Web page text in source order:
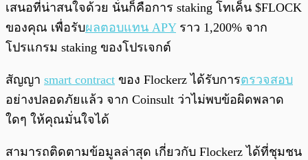
เสนอที่น่าสนใจด้วย นั่นก็คือการ staking โทเค็น $FLOCK
ของคุณ เพื่อรับผลตอบแทน APYราว 1,200% จาก
โปรแกรม staking ของโปรเจกต์
สัญญา smart contract ของ Flockerz ได้รับการตรวจสอบ
อย่างปลอดภัยแล้ว จาก Coinsult ว่าไม่พบข้อผิดพลาด
ใดๆ ให้คุณมั่นใจได้
สามารถติดตามข้อมูลล่าสุด เกี่ยวกับ Flockerz ได้ที่ชุมชน